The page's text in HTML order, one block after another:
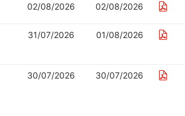
02/08/2026 02/08/2026
31/07/2026 01/08/2026
30/07/2026 30/07/2026